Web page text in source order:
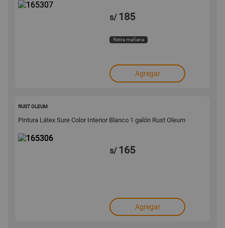
s/ 185
Retira mañana
Agregar
RUST OLEUM
Pintura Látex Sure Color Interior Blanco 1 galón Rust Oleum
s/ 165
Agregar